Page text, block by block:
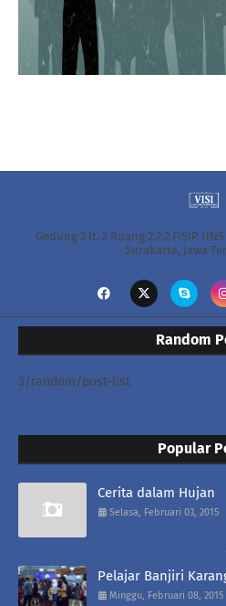
Gedung 2 lt. 2 Ruang 2.2.2 FISIP
Surakarta, Jawa
Random
3/random/post-list
Popular
Cerita dalam Hujan
Selasa, Februari 03, 2015
Pelajar Banjiri
Minggu, Februari 08, 2015